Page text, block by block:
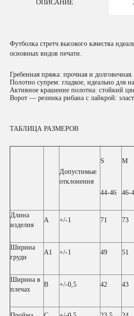
ОПИСАНИЕ
Футболка стретч высокого качества
основных видов печати.
Гребенная пряжа: прочная и долговечная.
Полотно супрем: гладкое, идеально для
Активное крашение полотна: стойкий
Ворот — резинка рибана с лайкрой:
ТАБЛИЦА РАЗМЕРОВ
Допустимые
отклонения
S
44-46
M
46-
Длина
изделия
A +/-1 71 73
Ширина
груди
A1 +/-1 49 51
Ширина в
плечах
B +/-0,5 42 43